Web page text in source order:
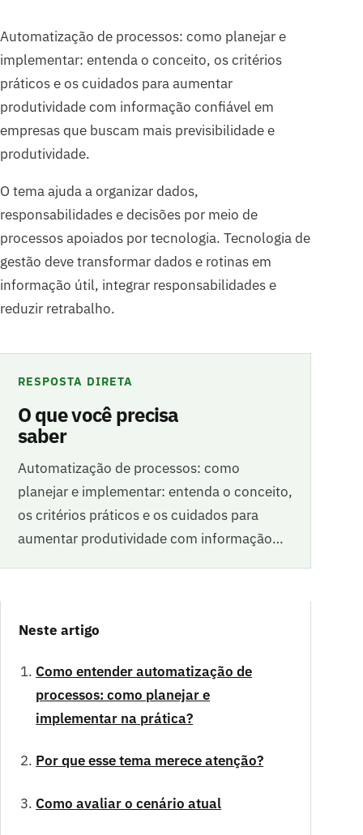
Automatização de processos: como planejar e
implementar: entenda o conceito, os critérios
práticos e os cuidados para aumentar
produtividade com informação confiável em
empresas que buscam mais previsibilidade e
produtividade.
O tema ajuda a organizar dados,
responsabilidades e decisões por meio de
processos apoiados por tecnologia. Tecnologia de
gestão deve transformar dados e rotinas em
informação útil, integrar responsabilidades e
reduzir retrabalho.
RESPOSTA DIRETA
O que você precisa
saber
Automatização de processos: como
planejar e implementar: entenda o conceito,
os critérios práticos e os cuidados para
aumentar produtividade com informação…
Neste artigo
Como entender automatização de
processos: como planejar e
implementar na prática?
Por que esse tema merece atenção?
Como avaliar o cenário atual